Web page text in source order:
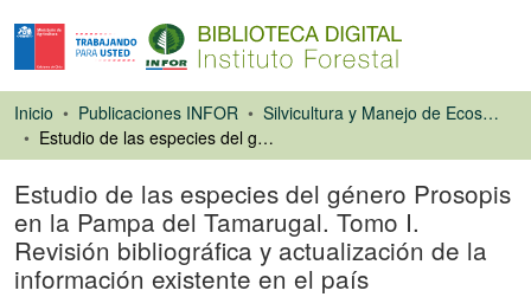
Inicio Publicaciones INFOR
Silvicultura y Manejo de Ecosistemas Forestales Nativos y Exóticos
Estudio de las especies del género Prosopis en la Pampa del Tamarugal. Tomo I. Revisión bibliográfica y actualización de la información existente en el país
Estudio de las especies del género Prosopis
en la Pampa del Tamarugal. Tomo I.
Revisión bibliográfica y actualización de la
información existente en el país